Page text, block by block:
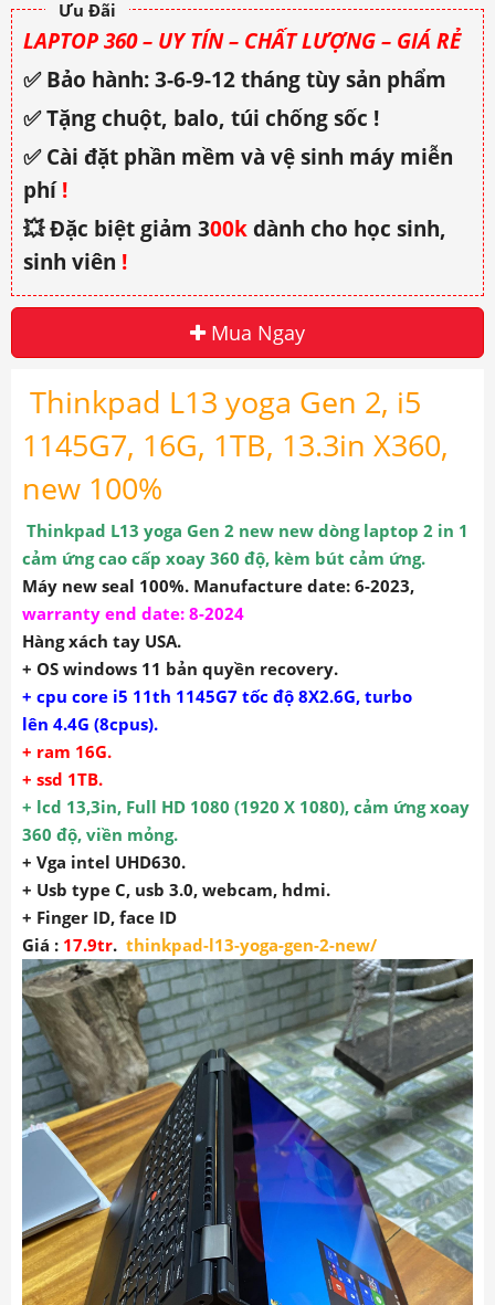
Ưu Đãi
LAPTOP 360 – UY TÍN – CHẤT LƯỢNG – GIÁ RẺ
✅ Bảo hành: 3-6-9-12 tháng tùy sản phẩm
✅ Tặng chuột, balo, túi chống sốc !
✅ Cài đặt phần mềm và vệ sinh máy miễn
phí!
💥 Đặc biệt giảm 300kdành cho học sinh,
sinh viên !
Mua Ngay
Thinkpad L13 yoga Gen 2, i5
1145G7, 16G, 1TB, 13.3in X360,
new 100%
Thinkpad L13 yoga Gen 2 new new dòng laptop 2 in 1
cảm ứng cao cấp xoay 360 độ, kèm bút cảm ứng.
Máy new seal 100%. Manufacture date: 6-2023,
warranty end date: 8-2024
Hàng xách tay USA.
+ OS windows 11 bản quyền recovery.
+ cpu core i5 11th 1145G7 tốc độ 8X2.6G, turbo
lên 4.4G (8cpus).
+ ram 16G.
+ ssd 1TB.
+ lcd 13,3in, Full HD 1080 (1920 X 1080), cảm ứng xoay
360 độ, viền mỏng.
+ Vga intel UHD630.
+ Usb type C, usb 3.0, webcam, hdmi.
+ Finger ID, face ID
Giá : 17.9tr. thinkpad-l13-yoga-gen-2-new/